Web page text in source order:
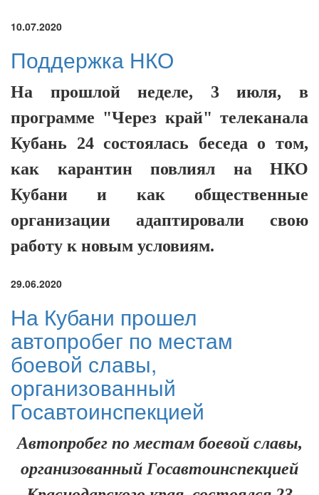
10.07.2020
Поддержка НКО
На прошлой неделе, 3 июля, в
программе "Через край" телеканала
Кубань 24 состоялась беседа о том,
как карантин повлиял на НКО
Кубани и как общественные
организации адаптировали свою
работу к новым условиям.
29.06.2020
На Кубани прошел
автопробег по местам
боевой славы,
организованный
Госавтоинспекцией
Автопробег по местам боевой славы,
организованный Госавтоинспекцией